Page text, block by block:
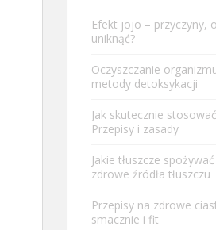
Efekt jojo – przyczyny,
uniknąć?
Oczyszczanie
metody detoksykacji
Jak skutecznie
Przepisy i zasady
Jakie tłuszcze
zdrowe źródła tłuszczu
Przepisy na zdrowe
smacznie i fit